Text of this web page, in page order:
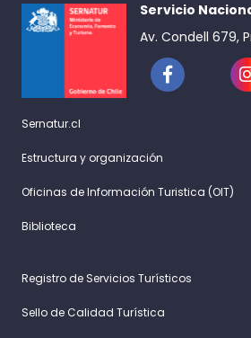
Servicio
Av. Condell 679,
Sernatur.cl
Estructura y organización
Oficinas de Información Turistica (OIT)
Biblioteca
Registro de Servicios Turísticos
Sello de Calidad Turística